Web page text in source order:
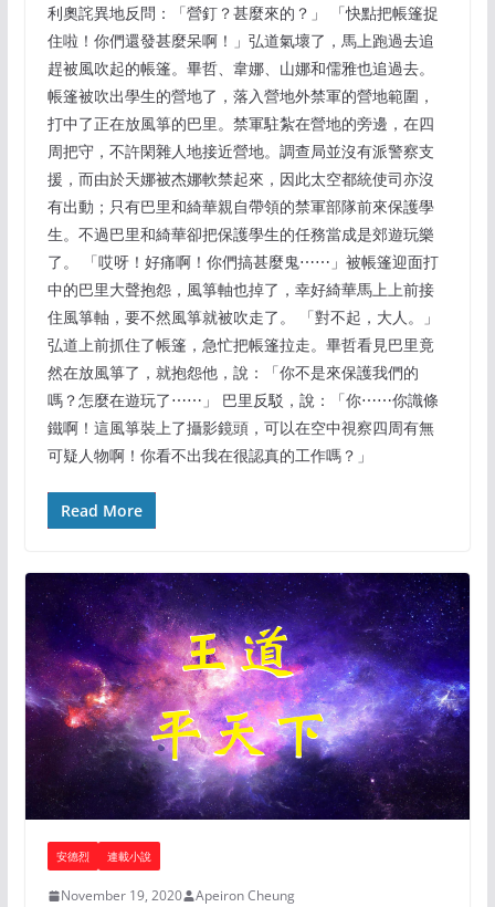
利奧詫異地反問：「營釘？甚麼來的？」 「快點把帳篷捉
住啦！你們還發甚麼呆啊！」弘道氣壞了，馬上跑過去追
趕被風吹起的帳篷。畢哲、韋娜、山娜和儒雅也追過去。
帳篷被吹出學生的營地了，落入營地外禁軍的營地範圍，
打中了正在放風箏的巴里。禁軍駐紮在營地的旁邊，在四
周把守，不許閑雜人地接近營地。調查局並沒有派警察支
援，而由於天娜被杰娜軟禁起來，因此太空都統使司亦沒
有出動；只有巴里和綺華親自帶領的禁軍部隊前來保護學
生。不過巴里和綺華卻把保護學生的任務當成是郊遊玩樂
了。 「哎呀！好痛啊！你們搞甚麼鬼⋯⋯」被帳篷迎面打
中的巴里大聲抱怨，風箏軸也掉了，幸好綺華馬上上前接
住風箏軸，要不然風箏就被吹走了。 「對不起，大人。」
弘道上前抓住了帳篷，急忙把帳篷拉走。畢哲看見巴里竟
然在放風箏了，就抱怨他，說：「你不是來保護我們的
嗎？怎麼在遊玩了⋯⋯」 巴里反駁，說：「你⋯⋯你識條
鐵啊！這風箏裝上了攝影鏡頭，可以在空中視察四周有無
可疑人物啊！你看不出我在很認真的工作嗎？」
Read More
安德烈 連載小說
November 19, 2020 Apeiron Cheung